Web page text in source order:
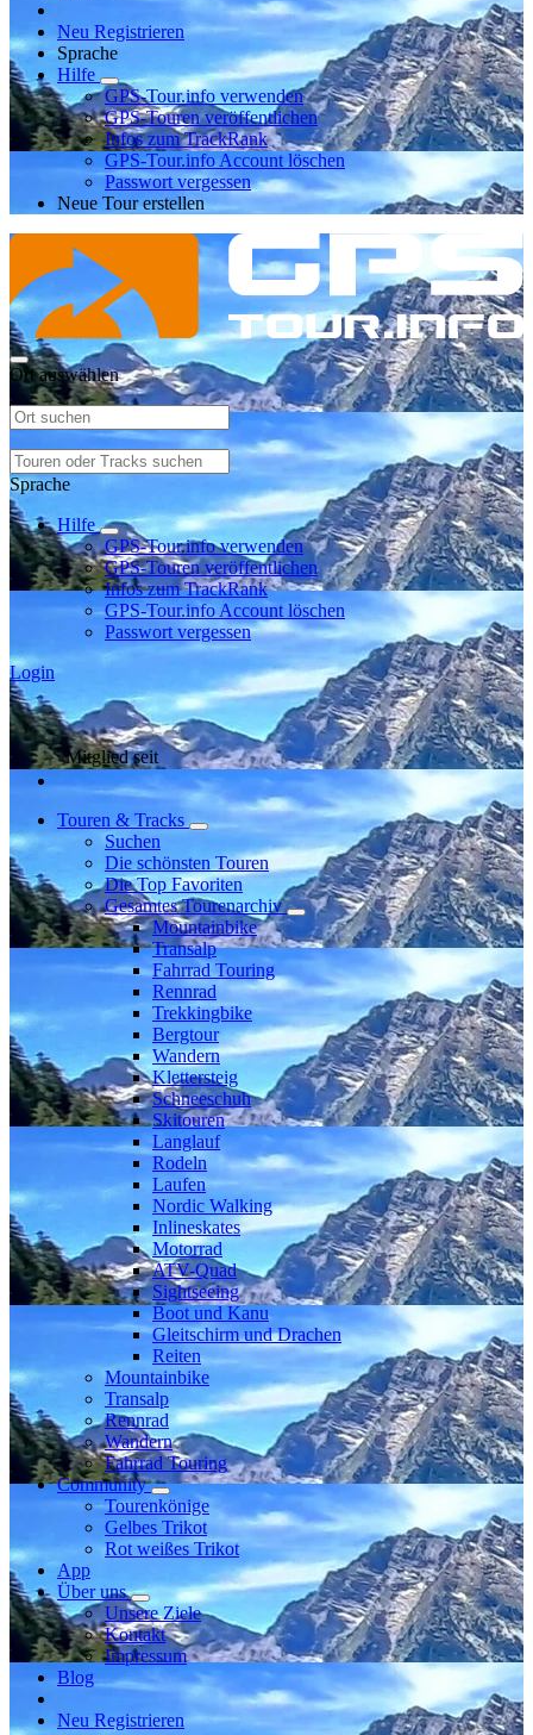
Neu Registrieren
Sprache
Hilfe
GPS-Tour.info verwenden
GPS-Touren veröffentlichen
Infos zum TrackRank
GPS-Tour.info Account löschen
Passwort vergessen
Neue Tour erstellen
Ort auswählen
Sprache
Hilfe
GPS-Tour.info verwenden
GPS-Touren veröffentlichen
Infos zum TrackRank
GPS-Tour.info Account löschen
Passwort vergessen
Login
Mitglied seit
Touren & Tracks
Suchen
Die schönsten Touren
Die Top Favoriten
Gesamtes Tourenarchiv
Mountainbike
Transalp
Fahrrad Touring
Rennrad
Trekkingbike
Bergtour
Wandern
Klettersteig
Schneeschuh
Skitouren
Langlauf
Rodeln
Laufen
Nordic Walking
Inlineskates
Motorrad
ATV-Quad
Sightseeing
Boot und Kanu
Gleitschirm und Drachen
Reiten
Mountainbike
Transalp
Rennrad
Wandern
Fahrrad Touring
Community
Tourenkönige
Gelbes Trikot
Rot weißes Trikot
App
Über uns
Unsere Ziele
Kontakt
Impressum
Blog
Neu Registrieren